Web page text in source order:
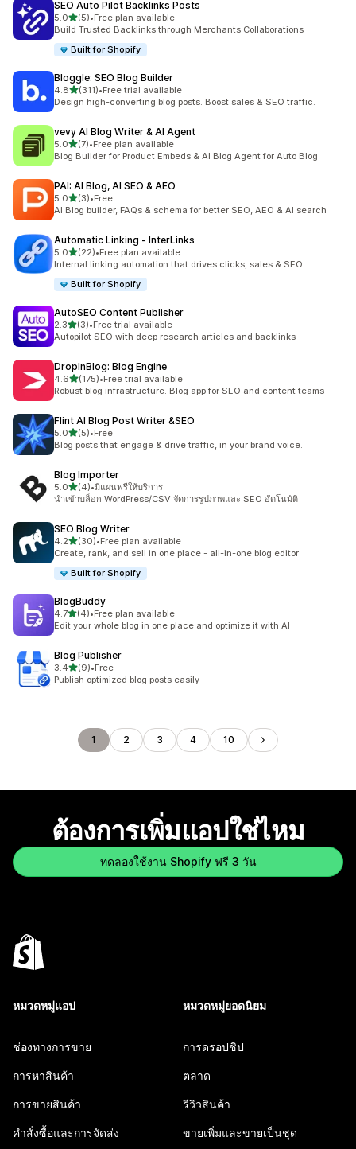
SEO Auto Pilot Backlinks Posts
5.0เต็ม 5 ดาว
(5)
ทั้งหมด 5 รีวิว
•Free plan available
Build Trusted Backlinks through Merchants Collaborations
Built for Shopify
Bloggle: SEO Blog Builder
4.8เต็ม 5 ดาว
(311)
ทั้งหมด 311 รีวิว
•Free trial available
Design high-converting blog posts. Boost sales & SEO traffic.
vevy AI Blog Writer & AI Agent
5.0เต็ม 5 ดาว
(7)
ทั้งหมด 7 รีวิว
•Free plan available
Blog Builder for Product Embeds & AI Blog Agent for Auto Blog
PAI: AI Blog, AI SEO & AEO
5.0เต็ม 5 ดาว
(3)
ทั้งหมด 3 รีวิว
•Free
AI Blog builder, FAQs & schema for better SEO, AEO & AI search
Automatic Linking ‑ InterLinks
5.0เต็ม 5 ดาว
(22)
ทั้งหมด 22 รีวิว
•Free plan available
Internal linking automation that drives clicks, sales & SEO
Built for Shopify
AutoSEO Content Publisher
2.3เต็ม 5 ดาว
(3)
ทั้งหมด 3 รีวิว
•Free trial available
Autopilot SEO with deep research articles and backlinks
DropInBlog: Blog Engine
4.6เต็ม 5 ดาว
(175)
ทั้งหมด 175 รีวิว
•Free trial available
Robust blog infrastructure. Blog app for SEO and content teams
Flint AI Blog Post Writer &SEO
5.0เต็ม 5 ดาว
(5)
ทั้งหมด 5 รีวิว
•Free
Blog posts that engage & drive traffic, in your brand voice.
Blog Importer
5.0เต็ม 5 ดาว
(4)
ทั้งหมด 4 รีวิว
•มีแผนฟรีให้บริการ
นำเข้าบล็อก WordPress/CSV จัดการรูปภาพและ SEO อัตโนมัติ
SEO Blog Writer
4.2เต็ม 5 ดาว
(30)
ทั้งหมด 30 รีวิว
•Free plan available
Create, rank, and sell in one place - all-in-one blog editor
Built for Shopify
BlogBuddy
4.7เต็ม 5 ดาว
(4)
ทั้งหมด 4 รีวิว
•Free plan available
Edit your whole blog in one place and optimize it with AI
Blog Publisher
3.4เต็ม 5 ดาว
(9)
ทั้งหมด 9 รีวิว
•Free
Publish optimized blog posts easily
1 2 3 4 10
ต้องการเพิ่มแอปใช่ไหม
ทดลองใช้งาน Shopify ฟรี 3 วัน
หมวดหมู่แอป
ช่องทางการขาย
การหาสินค้า
การขายสินค้า
คำสั่งซื้อและการจัดส่ง
หมวดหมู่ยอดนิยม
การดรอปชิป
ตลาด
รีวิวสินค้า
ขายเพิ่มและขายเป็นชุด